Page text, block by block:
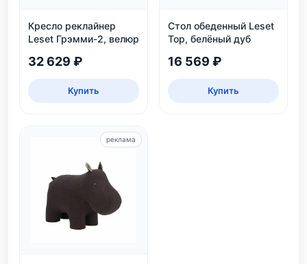
Кресло реклайнер
Leset Грэмми-2, велюр
32 629 ₽
Купить
Стол обеденный Leset
Тор, белёный дуб
16 569 ₽
Купить
реклама